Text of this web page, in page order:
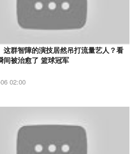
这群智障的演技居然吊打流量艺人？看
间被治愈了 篮球冠军
02:00